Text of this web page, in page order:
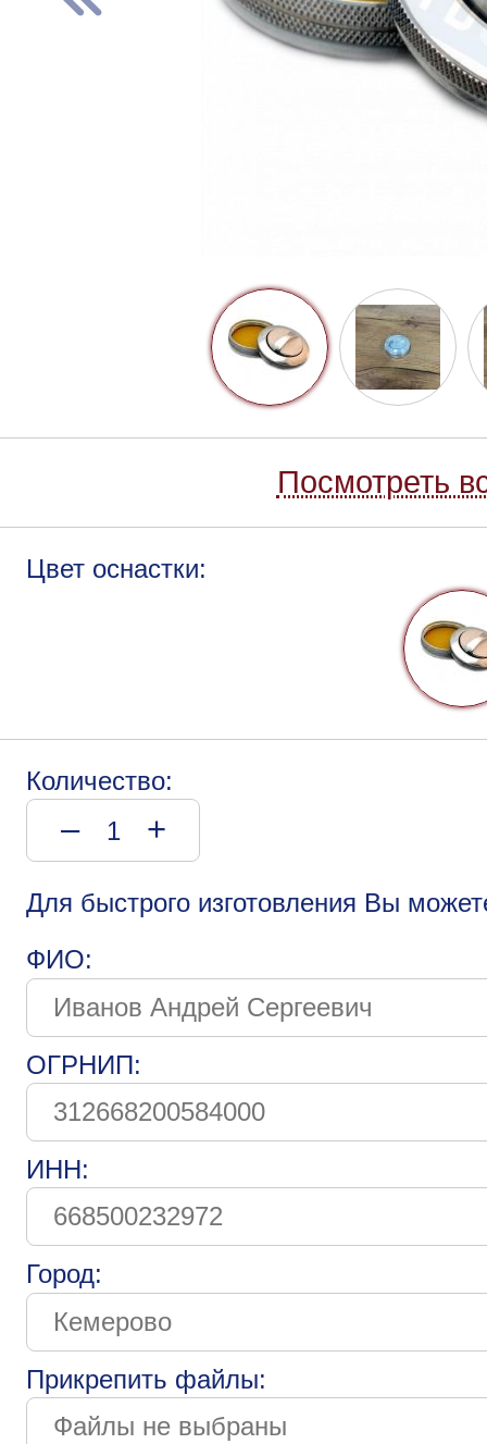
Посмотреть
Цвет оснастки:
Количество:
– +
Для быстрого изготовления Вы
ФИО:
ОГРНИП:
ИНН:
Город:
Прикрепить файлы: